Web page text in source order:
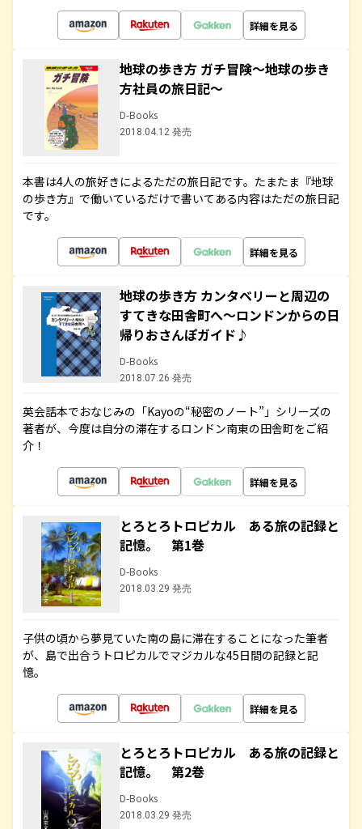
詳細を見る
地球の歩き方 ガチ冒険～地球の歩き
方社員の旅日記～
D-Books
2018.04.12 発売
本書は4人の旅好きによるただの旅日記です。たまたま『地球
の歩き方』で働いているだけで書いてある内容はただの旅日記
です。
詳細を見る
地球の歩き方 カンタベリーと周辺の
すてきな田舎町へ～ロンドンからの日
帰りおさんぽガイド♪
D-Books
2018.07.26 発売
英会話本でおなじみの「Kayoの“秘密のノート”」シリーズの
著者が、今度は自分の滞在するロンドン南東の田舎町をご紹
介！
詳細を見る
とろとろトロピカル ある旅の記録と
記憶。 第1巻
D-Books
2018.03.29 発売
子供の頃から夢見ていた南の島に滞在することになった筆者
が、島で出合うトロピカルでマジカルな45日間の記録と記
憶。
詳細を見る
とろとろトロピカル ある旅の記録と
記憶。 第2巻
D-Books
2018.03.29 発売